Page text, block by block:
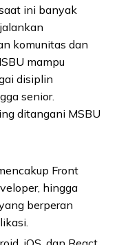
ini banyak
komunitas dan
mampu
disiplin
senior.
ditangani MSBU
Front
hingga
berperan